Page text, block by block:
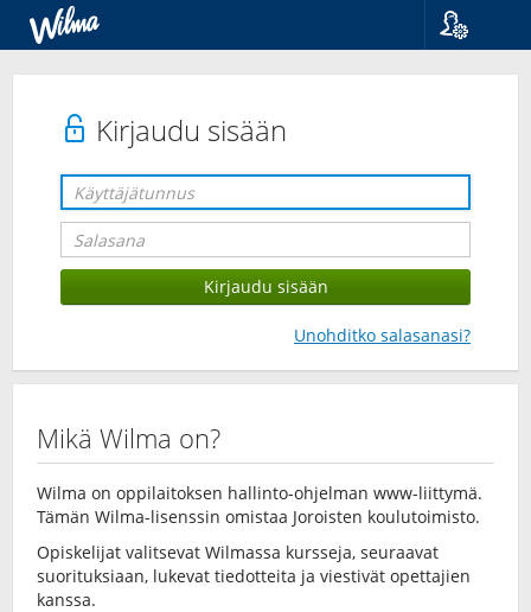
Kirjaudu sisään
Unohditko salasanasi?
Mikä Wilma on?
Wilma on oppilaitoksen hallinto-ohjelman www-liittymä.
Tämän Wilma-lisenssin omistaa Joroisten koulutoimisto.
Opiskelijat valitsevat Wilmassa kursseja, seuraavat
suorituksiaan, lukevat tiedotteita ja viestivät opettajien
kanssa.